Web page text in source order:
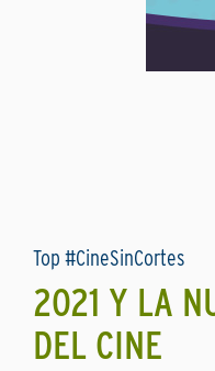
Top #CineSinCortes
2021 Y LA
DEL CINE